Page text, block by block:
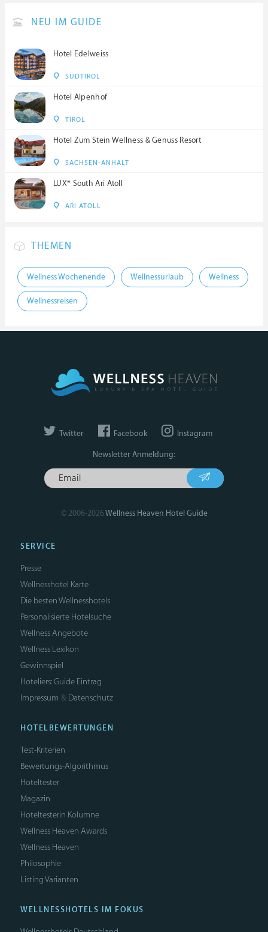
NEU IM GUIDE
Hotel Edelweiss
SÜDTIROL
Hotel Alpenhof
TIROL
Hotel Zum Stein Wellness & Genuss Resort
SACHSEN-ANHALT
LUX* South Ari Atoll
ARI ATOLL
THEMEN
Wellness Wochenende Wellnessurlaub Wellness
Wellnessreisen
Twitter Facebook Instagram
Newsletter Anmeldung:
© 2006-2026Wellness Heaven Hotel Guide
SERVICE
Presse
Wellnesshotel Karte
Die besten Wellnesshotels
Personalisierte Hotelsuche
Wellness Angebote
Wellness Lexikon
Gewinnspiel
Hoteliers: Guide Eintrag
Impressum & Datenschutz
HOTELBEWERTUNGEN
Test-Kriterien
Bewertungs-Algorithmus
Hoteltester
Magazin
Hoteltesterin Kolumne
Wellness Heaven Awards
Wellness Heaven
Philosophie
Listing Varianten
WELLNESSHOTELS IM FOKUS